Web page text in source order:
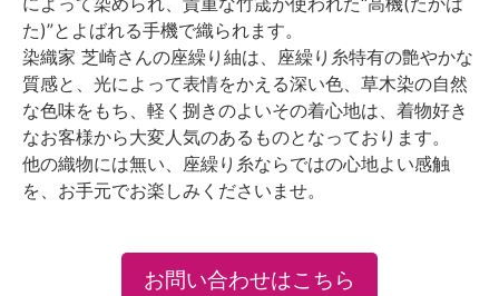
た)”とよばれる手機で織られます。
染織家 芝崎さんの座繰り紬は、座繰り糸特有の艶やかな
質感と、光によって表情をかえる深い色、草木染の自然
な色味をもち、軽く捌きのよいその着心地は、着物好き
なお客様から大変人気のあるものとなっております。
他の織物には無い、座繰り糸ならではの心地よい感触
を、お手元でお楽しみくださいませ。
お問い合わせはこちら